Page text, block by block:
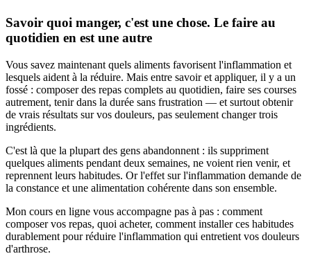
Savoir quoi manger, c'est une chose. Le faire au
quotidien en est une autre
Vous savez maintenant quels aliments favorisent l'inflammation et
lesquels aident à la réduire. Mais entre savoir et appliquer, il y a un
fossé : composer des repas complets au quotidien, faire ses courses
autrement, tenir dans la durée sans frustration — et surtout obtenir
de vrais résultats sur vos douleurs, pas seulement changer trois
ingrédients.
C'est là que la plupart des gens abandonnent : ils suppriment
quelques aliments pendant deux semaines, ne voient rien venir, et
reprennent leurs habitudes. Or l'effet sur l'inflammation demande de
la constance et une alimentation cohérente dans son ensemble.
Mon cours en ligne vous accompagne pas à pas : comment
composer vos repas, quoi acheter, comment installer ces habitudes
durablement pour réduire l'inflammation qui entretient vos douleurs
d'arthrose.